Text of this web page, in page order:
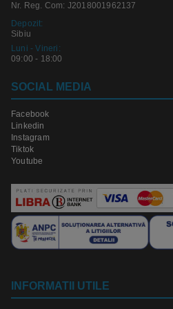
Nr. Reg. Com: J2018001962137
Depozit:
Sibiu
Luni - Vineri:
09:00 - 18:00
SOCIAL MEDIA
Facebook
Linkedin
Instagram
Tiktok
Youtube
INFORMATII UTILE